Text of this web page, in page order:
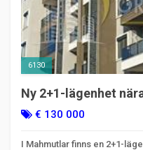
6130
Ny 2+1-lägenhet
Sun 12
€ 130 000
I Mahmutlar finns en 2+1-